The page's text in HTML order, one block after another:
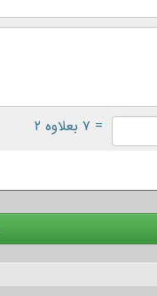
= ۷ بعلاوه ۲